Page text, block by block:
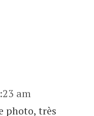
am
photo, très